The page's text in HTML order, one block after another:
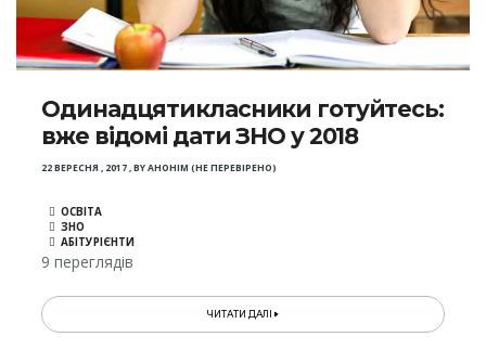
Одинадцятикласники готуйтесь:
вже відомі дати ЗНО у 2018
22 ВЕРЕСНЯ , 2017,BYАНОНІМ (НЕ ПЕРЕВІРЕНО)
ОСВІТА
ЗНО
АБІТУРІЄНТИ
9 переглядів
ЧИТАТИ ДАЛІ